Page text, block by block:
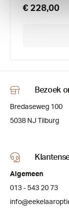
€ 228,00
Bezoek
Bredaseweg 100
5038 NJ Tilburg
Algemeen
013 - 543 20 73